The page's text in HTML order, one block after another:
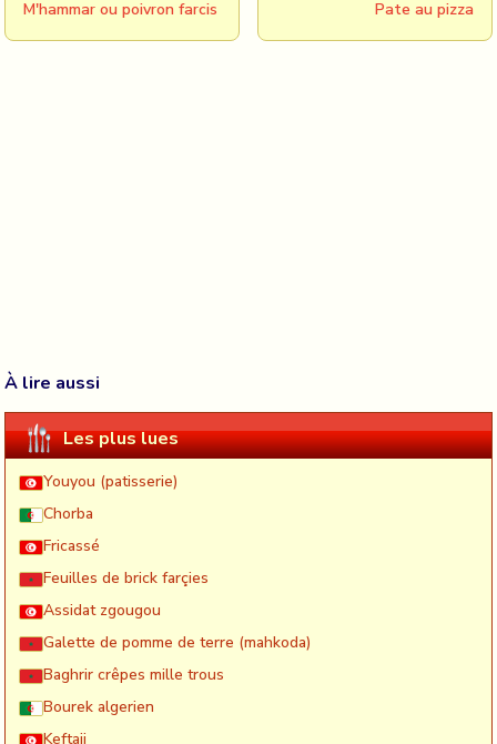
M'hammar ou poivron farcis Pate au pizza
À lire aussi
Les plus lues
Youyou (patisserie)
Chorba
Fricassé
Feuilles de brick farçies
Assidat zgougou
Galette de pomme de terre (mahkoda)
Baghrir crêpes mille trous
Bourek algerien
Keftaji